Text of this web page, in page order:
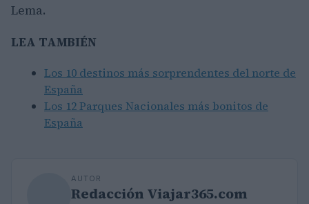
Lema.
LEA TAMBIÉN
Los 10 destinos más sorprendentes del norte de
España
Los 12 Parques Nacionales más bonitos de
España
AUTOR
Redacción Viajar365.com